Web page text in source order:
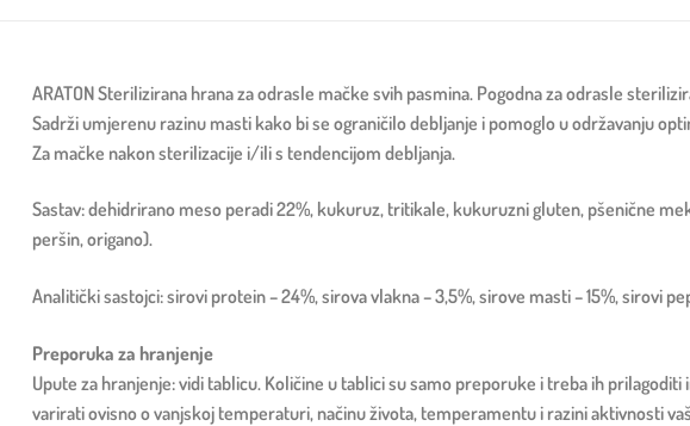
ARATON Sterilizirana hrana za odrasle mačke svih pasmina. Pogodna za odrasle
Sadrži umjerenu razinu masti kako bi se ograničilo debljanje i pomoglo u održavanju
Za mačke nakon sterilizacije i/ili s tendencijom debljanja.
Sastav: dehidrirano meso peradi 22%, kukuruz, tritikale, kukuruzni gluten, pšenične
peršin, origano).
Analitički sastojci: sirovi protein – 24%, sirova vlakna – 3,5%, sirove masti – 15%, sirovi
Preporuka za hranjenje
Upute za hranjenje: vidi tablicu. Količine u tablici su samo preporuke i treba ih
varirati ovisno o vanjskoj temperaturi, načinu života, temperamentu i razini aktivnosti